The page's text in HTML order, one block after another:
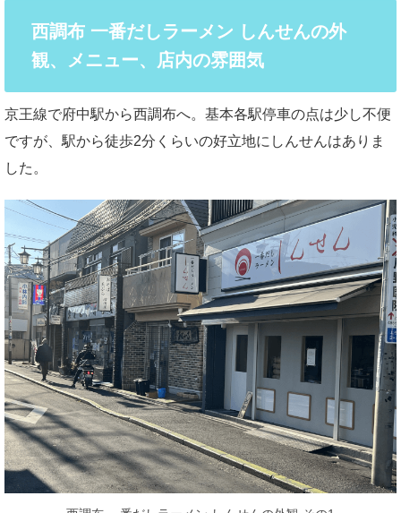
西調布 一番だしラーメン しんせんの外
観、メニュー、店内の雰囲気
京王線で府中駅から西調布へ。基本各駅停車の点は少し不便
ですが、駅から徒歩2分くらいの好立地にしんせんはありま
した。